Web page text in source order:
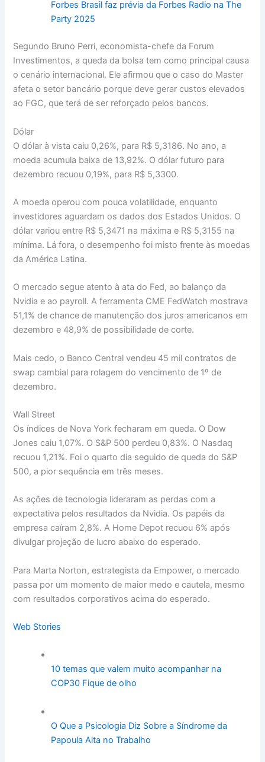
Forbes Brasil faz prévia da Forbes Radio na The
Party 2025
Segundo Bruno Perri, economista-chefe da Forum
Investimentos, a queda da bolsa tem como principal causa
o cenário internacional. Ele afirmou que o caso do Master
afeta o setor bancário porque deve gerar custos elevados
ao FGC, que terá de ser reforçado pelos bancos.
Dólar
O dólar à vista caiu 0,26%, para R$ 5,3186. No ano, a
moeda acumula baixa de 13,92%. O dólar futuro para
dezembro recuou 0,19%, para R$ 5,3300.
A moeda operou com pouca volatilidade, enquanto
investidores aguardam os dados dos Estados Unidos. O
dólar variou entre R$ 5,3471 na máxima e R$ 5,3155 na
mínima. Lá fora, o desempenho foi misto frente às moedas
da América Latina.
O mercado segue atento à ata do Fed, ao balanço da
Nvidia e ao payroll. A ferramenta CME FedWatch mostrava
51,1% de chance de manutenção dos juros americanos em
dezembro e 48,9% de possibilidade de corte.
Mais cedo, o Banco Central vendeu 45 mil contratos de
swap cambial para rolagem do vencimento de 1º de
dezembro.
Wall Street
Os índices de Nova York fecharam em queda. O Dow
Jones caiu 1,07%. O S&P 500 perdeu 0,83%. O Nasdaq
recuou 1,21%. Foi o quarto dia seguido de queda do S&P
500, a pior sequência em três meses.
As ações de tecnologia lideraram as perdas com a
expectativa pelos resultados da Nvidia. Os papéis da
empresa caíram 2,8%. A Home Depot recuou 6% após
divulgar projeção de lucro abaixo do esperado.
Para Marta Norton, estrategista da Empower, o mercado
passa por um momento de maior medo e cautela, mesmo
com resultados corporativos acima do esperado.
Web Stories
10 temas que valem muito acompanhar na
COP30 Fique de olho
O Que a Psicologia Diz Sobre a Síndrome da
Papoula Alta no Trabalho